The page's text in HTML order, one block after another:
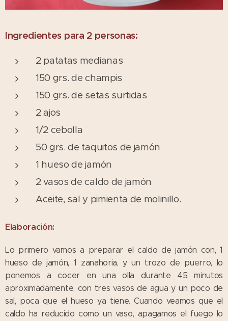
Ingredientes para 2 personas:
2 patatas medianas
150 grs. de champis
150 grs. de setas surtidas
2 ajos
1/2 cebolla
50 grs. de taquitos de jamón
1 hueso de jamón
2 vasos de caldo de jamón
Aceite, sal y pimienta de molinillo.
Elaboración:
Lo primero vamos a preparar el caldo de jamón con, 1
hueso de jamón, 1 zanahoria, y un trozo de puerro, lo
ponemos a cocer en una olla durante 45 minutos
aproximadamente, con tres vasos de agua y un poco de
sal, poca que el hueso ya tiene. Cuando veamos que el
caldo ha reducido como un vaso, apagamos el fuego lo